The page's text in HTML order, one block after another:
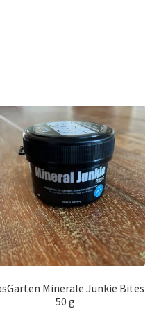
Minerale Junkie Bites
50 g